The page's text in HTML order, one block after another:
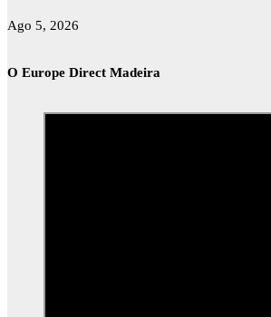
Ago 5, 2026
O Europe Direct Madeira